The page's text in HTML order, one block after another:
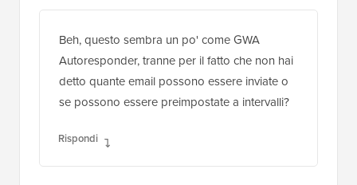
Beh, questo sembra un po' come GWA
Autoresponder, tranne per il fatto che non hai
detto quante email possono essere inviate o
se possono essere preimpostate a intervalli?
Rispondi